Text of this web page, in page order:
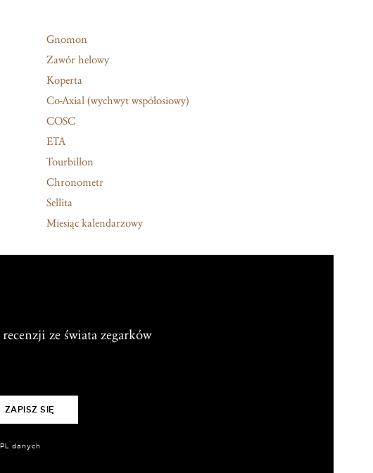
Gnomon
Zawór helowy
Koperta
Co-Axial (wychwyt współosiowy)
COSC
ETA
Tourbillon
Chronometr
Sellita
Miesiąc kalendarzowy
ze świata zegarków
danych